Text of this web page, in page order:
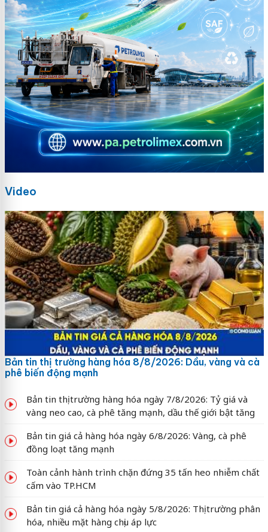
Video
Bản tin thị trường hàng hóa 8/8/2026: Dầu, vàng và cà
phê biến động mạnh
Bản tin thị trường hàng hóa ngày 7/8/2026: Tỷ giá và
vàng neo cao, cà phê tăng mạnh, dầu thế giới bật tăng
Bản tin giá cả hàng hóa ngày 6/8/2026: Vàng, cà phê
đồng loạt tăng mạnh
Toàn cảnh hành trình chặn đứng 35 tấn heo nhiễm chất
cấm vào TP.HCM
Bản tin giá cả hàng hóa ngày 5/8/2026: Thị trường phân
hóa, nhiều mặt hàng chịu áp lực